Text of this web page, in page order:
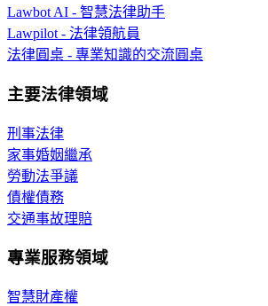
Lawbot AI - 智慧法律助手
Lawpilot - 法律領航員
法律圓桌 - 專業知識的交流圓桌
主要法律領域
刑事法律
家事婚姻繼承
勞動法爭議
債權債務
交通事故理賠
專業服務領域
智慧財產權